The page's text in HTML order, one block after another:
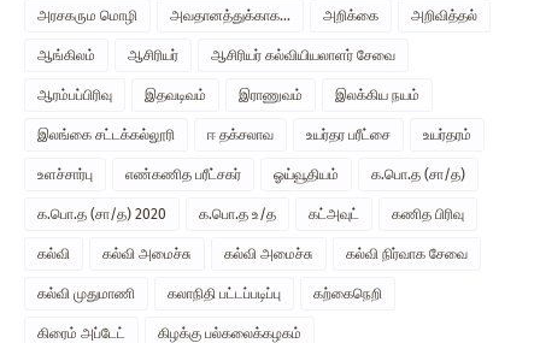
அரசகரும மொழி அவதானத்துக்காக... அறிக்கை அறிவித்தல்
ஆங்கிலம் ஆசிரியர் ஆசிரியர் கல்வியியலாளர் சேவை
ஆரம்பப்பிரிவு இதவடிவம் இராணுவம் இலக்கிய நயம்
இலங்கை சட்டக்கல்லூரி ஈ தக்சலாவ உயர்தர பரீட்சை உயர்தரம்
உளச்சார்பு எண்கணித பரீட்சகர் ஓய்வூதியம் க.பொ.த (சா/த)
க.பொ.த (சா/த) 2020 க.பொ.த உ/த கட்அவுட் கணித பிரிவு
கல்வி கல்வி அமைச்சு கல்வி அமைச்சு கல்வி நிர்வாக சேவை
கல்வி முதுமாணி கலாநிதி பட்டப்படிப்பு கற்கைநெறி
கிரைம் அப்டேட் கிழக்கு பல்கலைக்கழகம்